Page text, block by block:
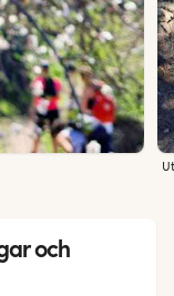
och